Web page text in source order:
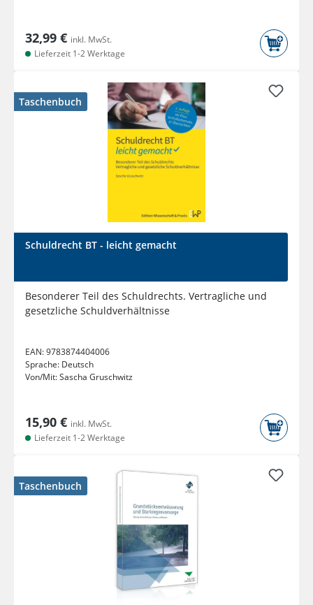
32,99 € inkl. MwSt.
Lieferzeit 1-2 Werktage
Taschenbuch
Schuldrecht BT - leicht gemacht
Besonderer Teil des Schuldrechts. Vertragliche und
gesetzliche Schuldverhältnisse
EAN:9783874404006
Sprache: Deutsch
Von/Mit:Sascha Gruschwitz
15,90 € inkl. MwSt.
Lieferzeit 1-2 Werktage
Taschenbuch